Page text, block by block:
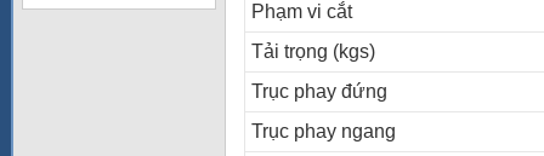
Phạm vi cắt
Tải trọng (kgs)
Trục phay đứng
Trục phay ngang